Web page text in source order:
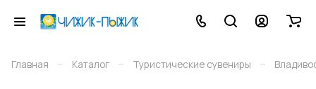
Главная – Каталог – Туристические сувениры –